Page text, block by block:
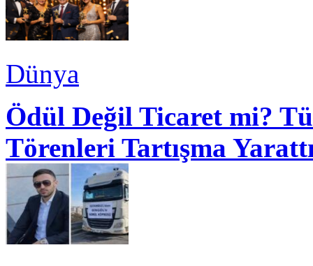
Dünya
Ödül Değil Ticaret mi?
Törenleri Tartışma